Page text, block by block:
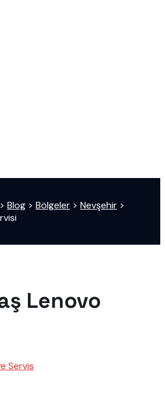
> Blog > Bölgeler > Nevşehir >
Lenovo
Servis